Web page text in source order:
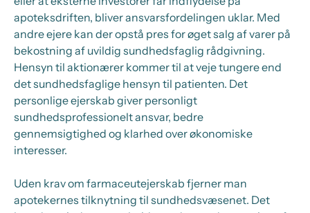
apoteksdriften, bliver ansvarsfordelingen uklar. Med
andre ejere kan der opstå pres for øget salg af varer på
bekostning af uvildig sundhedsfaglig rådgivning.
Hensyn til aktionærer kommer til at veje tungere end
det sundhedsfaglige hensyn til patienten. Det
personlige ejerskab giver personligt
sundhedsprofessionelt ansvar, bedre
gennemsigtighed og klarhed over økonomiske
interesser.
Uden krav om farmaceutejerskab fjerner man
apotekernes tilknytning til sundhedsvæsenet. Det